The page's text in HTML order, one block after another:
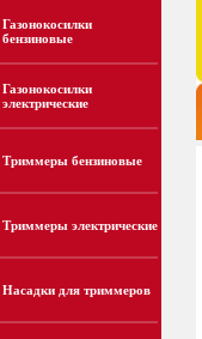
Газонокосилки
бензиновые
Газонокосилки
электрические
Триммеры бензиновые
Триммеры электрические
Насадки для триммеров